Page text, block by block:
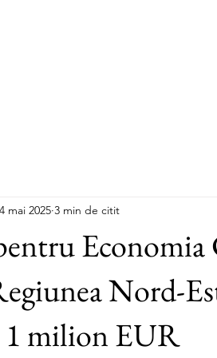
Nord-
1 milion EUR
mai 2025 3 min de citit